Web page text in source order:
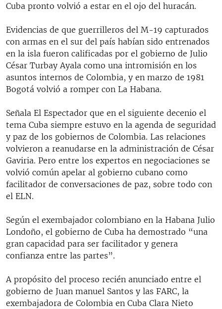
Cuba pronto volvió a estar en el ojo del huracán.
Evidencias de que guerrilleros del M-19 capturados
con armas en el sur del país habían sido entrenados
en la isla fueron calificadas por el gobierno de Julio
César Turbay Ayala como una intromisión en los
asuntos internos de Colombia, y en marzo de 1981
Bogotá volvió a romper con La Habana.
Señala El Espectador que en el siguiente decenio el
tema Cuba siempre estuvo en la agenda de seguridad
y paz de los gobiernos de Colombia. Las relaciones
volvieron a reanudarse en la administración de César
Gaviria. Pero entre los expertos en negociaciones se
volvió común apelar al gobierno cubano como
facilitador de conversaciones de paz, sobre todo con
el ELN.
Según el exembajador colombiano en la Habana Julio
Londoño, el gobierno de Cuba ha demostrado “una
gran capacidad para ser facilitador y genera
confianza entre las partes”.
A propósito del proceso recién anunciado entre el
gobierno de Juan manuel Santos y las FARC, la
exembajadora de Colombia en Cuba Clara Nieto